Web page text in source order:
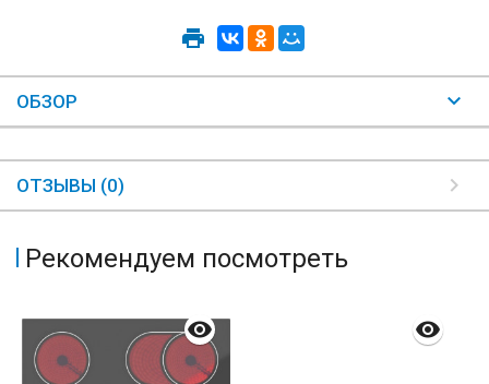
ОБЗОР
ОТЗЫВЫ (0)
Рекомендуем посмотреть